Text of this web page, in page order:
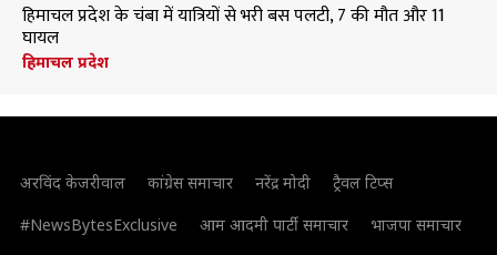
हिमाचल प्रदेश के चंबा में यात्रियों से भरी बस पलटी, 7 की मौत और 11
घायल
हिमाचल प्रदेश
अरविंद केजरीवाल कांग्रेस समाचार नरेंद्र मोदी
ट्रैवल टिप्स
#NewsBytesExclusive
आम आदमी पार्टी समाचार
भाजपा समाचार